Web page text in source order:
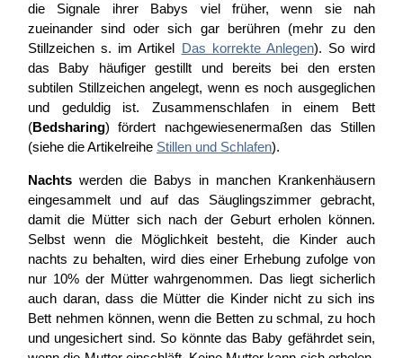
die Signale ihrer Babys viel früher, wenn sie nah
zueinander sind oder sich gar berühren (mehr zu den
Stillzeichen s. im Artikel Das korrekte Anlegen). So wird
das Baby häufiger gestillt und bereits bei den ersten
subtilen Stillzeichen angelegt, wenn es noch ausgeglichen
und geduldig ist. Zusammenschlafen in einem Bett
(Bedsharing) fördert nachgewiesenermaßen das Stillen
(siehe die Artikelreihe Stillen und Schlafen).
Nachts werden die Babys in manchen Krankenhäusern
eingesammelt und auf das Säuglingszimmer gebracht,
damit die Mütter sich nach der Geburt erholen können.
Selbst wenn die Möglichkeit besteht, die Kinder auch
nachts zu behalten, wird dies einer Erhebung zufolge von
nur 10% der Mütter wahrgenommen. Das liegt sicherlich
auch daran, dass die Mütter die Kinder nicht zu sich ins
Bett nehmen können, wenn die Betten zu schmal, zu hoch
und ungesichert sind. So könnte das Baby gefährdet sein,